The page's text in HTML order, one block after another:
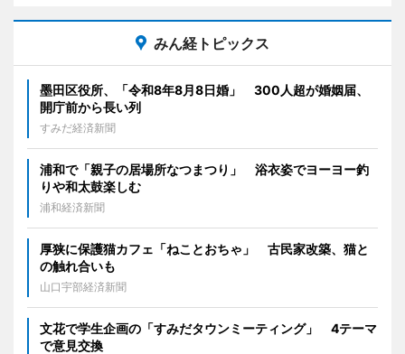
みん経トピックス
墨田区役所、「令和8年8月8日婚」 300人超が婚姻届、
開庁前から長い列
すみだ経済新聞
浦和で「親子の居場所なつまつり」 浴衣姿でヨーヨー釣
りや和太鼓楽しむ
浦和経済新聞
厚狭に保護猫カフェ「ねことおちゃ」 古民家改築、猫と
の触れ合いも
山口宇部経済新聞
文花で学生企画の「すみだタウンミーティング」 4テーマ
で意見交換